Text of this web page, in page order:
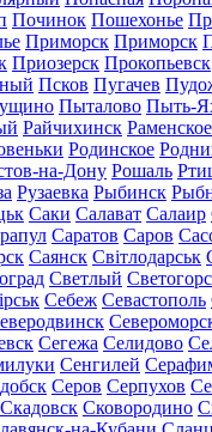
Починок Пошехонье
Приморск Приморск
Приозерск Прокопьевск
Псков Пугачев
Пыталово Пыть-
Райчихинск Раменское
Родинское
на-Дону Рошаль
Рузаевка Рыбинск
Саки Салават Салаир
Саратов Саров
Саянск Світлодарськ
Светлый
Себеж Севастополь
Сегежа Селидово
Сенгилей
Серов Серпухов
Скадовск Сковородино